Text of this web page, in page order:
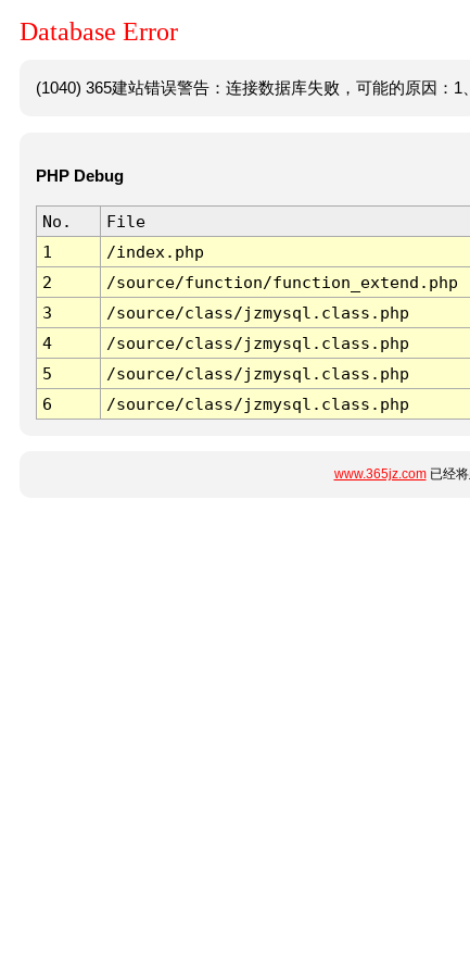
Database Error
(1040) 365建站错误警告：连接数据库失败，可能的原因：1
PHP Debug
No. File
1
/index.php
2
/source/function/function_extend.php
3
/source/class/jzmysql.class.php
4
/source/class/jzmysql.class.php
5
/source/class/jzmysql.class.php
6
/source/class/jzmysql.class.php
www.365jz.com已经将